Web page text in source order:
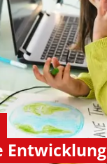
Entwicklung